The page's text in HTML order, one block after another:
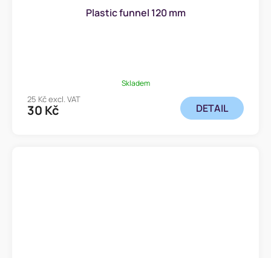
Plastic funnel 120 mm
Skladem
25 Kč excl. VAT
30 Kč DETAIL